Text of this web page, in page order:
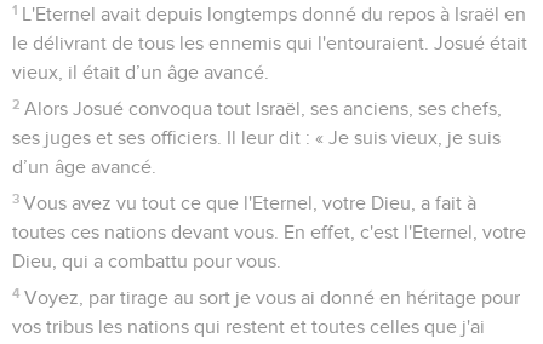
1 L'Eternel avait depuis longtemps donné du repos à Israël en
le délivrant de tous les ennemis qui l'entouraient. Josué était
vieux, il était d’un âge avancé.
2 Alors Josué convoqua tout Israël, ses anciens, ses chefs,
ses juges et ses officiers. Il leur dit : « Je suis vieux, je suis
d’un âge avancé.
3 Vous avez vu tout ce que l'Eternel, votre Dieu, a fait à
toutes ces nations devant vous. En effet, c'est l'Eternel, votre
Dieu, qui a combattu pour vous.
4 Voyez, par tirage au sort je vous ai donné en héritage pour
vos tribus les nations qui restent et toutes celles que j'ai